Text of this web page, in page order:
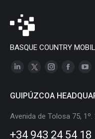
BASQUE COUNTRY
Linkedin
opens
X
opens
Instagram
opens
in
opens
in
in
GUIPÚZCOA
Avenida de Tolosa 75,
+34 943 24 54 18